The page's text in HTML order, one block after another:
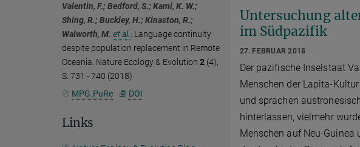
Untersuchung
im Südpazifik
27. FEBRUAR 2018
Der pazifische Inselstaat
Menschen der Lapita-
und sprachen
hinterlassen, vielmehr
Menschen auf Neu-Guinea
Valentin, F.; Bedford, S.; Kami, K. W.;
Shing, R.; Buckley, H.; Kinaston, R.;
Walworth, M. et al.: Language continuity
despite population replacement in Remote
Oceania. Nature Ecology & Evolution 2 (4),
S. 731 - 740 (2018)
MPG.PuRe
DOI
Links